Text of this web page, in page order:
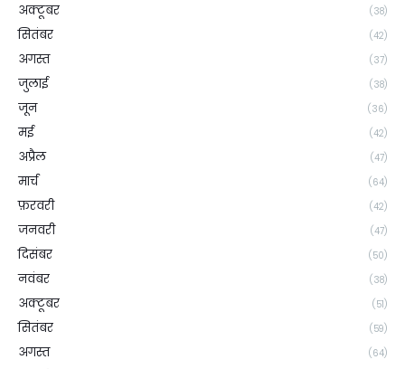
अक्टूबर (38)
सितंबर (42)
अगस्त (37)
जुलाई (38)
जून (36)
मई (42)
अप्रैल (47)
मार्च (64)
फ़रवरी (42)
जनवरी (47)
दिसंबर (50)
नवंबर (38)
अक्टूबर (51)
सितंबर (59)
अगस्त (64)